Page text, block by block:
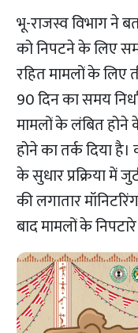
भू-राजस्व विभाग ने
को निपटने के लिए
रहित मामलों के लिए
90 दिन का समय
मामलों के लंबित होने
होने का तर्क दिया
के सुधार प्रक्रिया में
की लगातार
बाद मामलों के